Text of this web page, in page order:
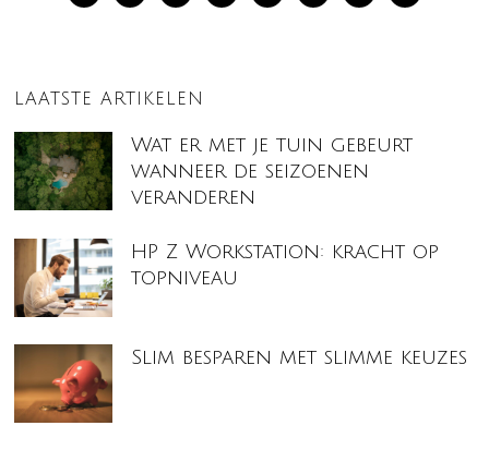
LAATSTE ARTIKELEN
Wat er met je tuin gebeurt
wanneer de seizoenen
veranderen
HP Z Workstation: kracht op
topniveau
Slim besparen met slimme keuzes